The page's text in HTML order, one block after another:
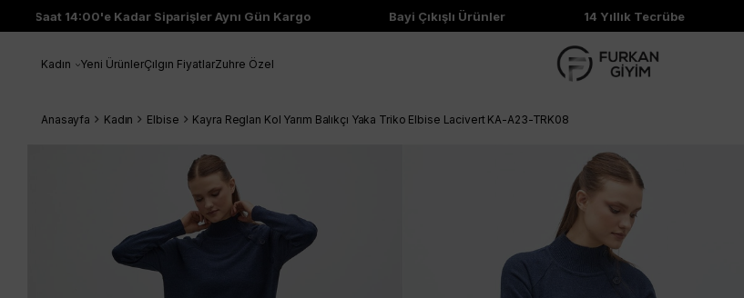
Saat 14:00'e Kadar Siparişler Aynı Gün Kargo Bayi Çıkışlı Ürünler 14 Yıllık Tecrübe
Kadın Yeni ÜrünlerÇılgın FiyatlarZuhre Özel
Anasayfa Kadın Elbise Kayra Reglan Kol Yarım Balıkçı Yaka Triko Elbise Lacivert KA-A23-TRK08